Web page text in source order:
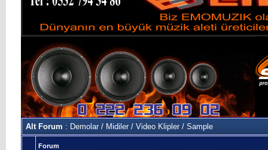
Alt Forum : Demolar / Midiler / Video Klipler / Sample
Forum